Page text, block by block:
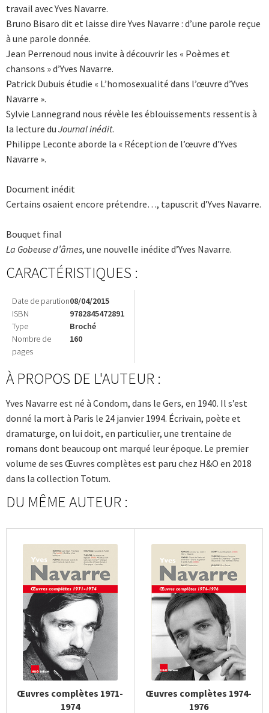
travail avec Yves Navarre.
Bruno Bisaro dit et laisse dire Yves Navarre : d’une parole reçue
à une parole donnée.
Jean Perrenoud nous invite à découvrir les « Poèmes et
chansons » d’Yves Navarre.
Patrick Dubuis étudie « L’homosexualité dans l’œuvre d’Yves
Navarre ».
Sylvie Lannegrand nous révèle les éblouissements ressentis à
la lecture du Journal inédit.
Philippe Leconte aborde la « Réception de l’œuvre d’Yves
Navarre ».
Document inédit
Certains osaient encore prétendre…, tapuscrit d’Yves Navarre.
Bouquet final
La Gobeuse d’âmes, une nouvelle inédite d’Yves Navarre.
CARACTÉRISTIQUES :
Date de parution
ISBN
Type
Nombre de
pages
08/04/2015
9782845472891
Broché
160
À PROPOS DE L'AUTEUR :
Yves Navarre est né à Condom, dans le Gers, en 1940. Il s’est
donné la mort à Paris le 24 janvier 1994. Écrivain, poète et
dramaturge, on lui doit, en particulier, une trentaine de
romans dont beaucoup ont marqué leur époque. Le premier
volume de ses Œuvres complètes est paru chez H&O en 2018
dans la collection Totum.
DU MÊME AUTEUR :
Œuvres complètes 1971-
1974
Œuvres complètes 1974-
1976